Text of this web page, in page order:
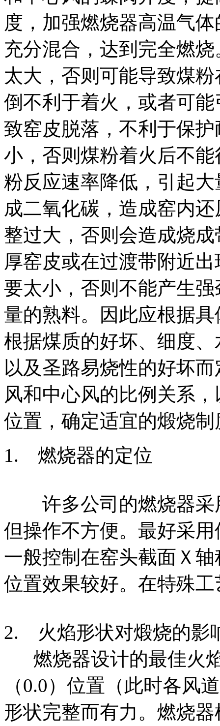
度，加强燃烧器高温气
充分混合，达到完全燃
太大，否则可能导致煤
倒不利于着火，或者可
致窑皮脱落，不利于保
小，否则煤粉着火后不
粉反应速率降低，引起
成二氧化碳，造成窑内
整过大，否则会造成烧
厚窑皮或在过渡带附近
要太小，否则不能产生
量的熟料。因此应根据
根据煤质的好坏、细度
以及圣路易烧性的好坏
风和中心风的比例关系
位置，确定适宜的煅烧制
1. 燃烧器的定位
许多公司的燃烧器采
但操作不方便。最好采
一般控制在窑头截面Ｘ
位置效果较好。在特殊
2. 火焰形状对煅烧的影
燃烧器设计的最佳火
（0.0）位置（此时各风
形状完整而有力。燃烧